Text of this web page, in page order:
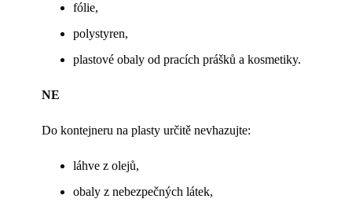
fólie,
polystyren,
plastové obaly od pracích prášků a kosmetiky.
NE
Do kontejneru na plasty určitě nevhazujte:
láhve z olejů,
obaly z nebezpečných látek,